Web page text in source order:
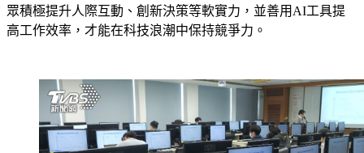
內，將有半數工作面臨消失的命運。面對此趨勢，專家建議民
眾積極提升人際互動、創新決策等軟實力，並善用AI工具提